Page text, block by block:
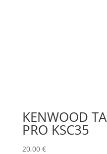
KENWOOD
PRO KSC35
20,00 €